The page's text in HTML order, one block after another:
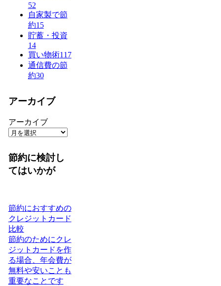
52
自家製で節
約15
貯蓄・投資
14
買い物術117
通信費の節
約30
アーカイブ
アーカイブ
節約に検討し
てはいかが
節約におすすめの
クレジットカード
比較
節約のためにクレ
ジットカードを作
る場合、年会費が
無料や安いことも
重要なことです